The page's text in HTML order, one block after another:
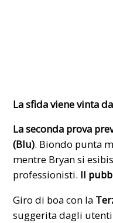
La sfida viene vinta
La seconda prova
(Blu). Biondo punta
mentre Bryan si
professionisti. Il
Giro di boa con la
suggerita dagli